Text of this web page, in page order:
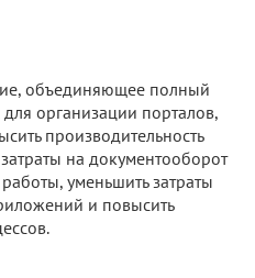
объединяющее полный
организации порталов,
производительность
на документооборот
уменьшить затраты
и повысить